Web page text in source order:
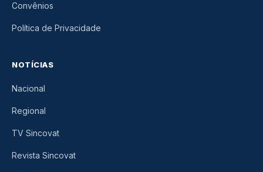
Convênios
Política de Privacidade
NOTÍCIAS
Nacional
Regional
TV Sincovat
Revista Sincovat